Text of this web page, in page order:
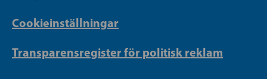
Cookieinställningar
Transparensregister för politisk reklam